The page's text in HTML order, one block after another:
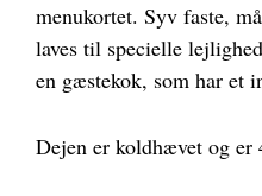
menukortet. Syv faste,
laves til specielle
en gæstekok, som har et
Dejen er koldhævet og er